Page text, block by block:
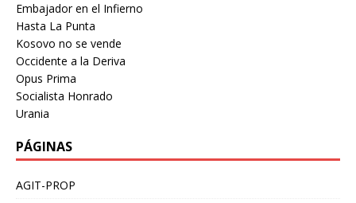
Embajador en el Infierno
Hasta La Punta
Kosovo no se vende
Occidente a la Deriva
Opus Prima
Socialista Honrado
Urania
PÁGINAS
AGIT-PROP